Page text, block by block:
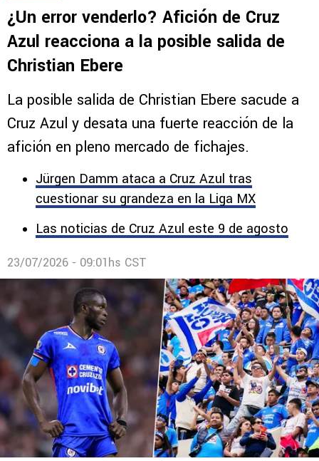
¿Un error venderlo? Afición de Cruz
Azul reacciona a la posible salida de
Christian Ebere
La posible salida de Christian Ebere sacude a
Cruz Azul y desata una fuerte reacción de la
afición en pleno mercado de fichajes.
Jürgen Damm ataca a Cruz Azul tras
cuestionar su grandeza en la Liga MX
Las noticias de Cruz Azul este 9 de agosto
23/07/2026 - 09:01hs CST